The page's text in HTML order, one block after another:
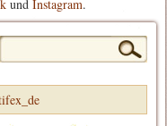
und Instagram.
Suchen